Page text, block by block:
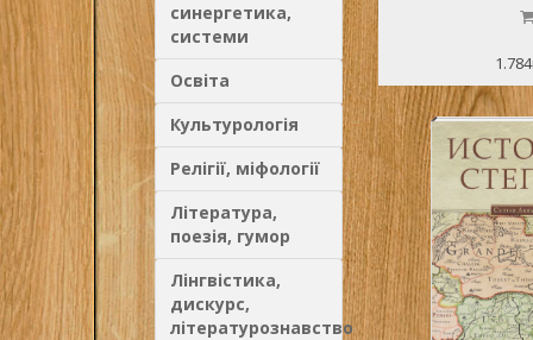
синергетика,
системи
Освіта
Культурологія
Релігії, міфології
Література,
поезія, гумор
Лінгвістика,
дискурс,
літературознавство